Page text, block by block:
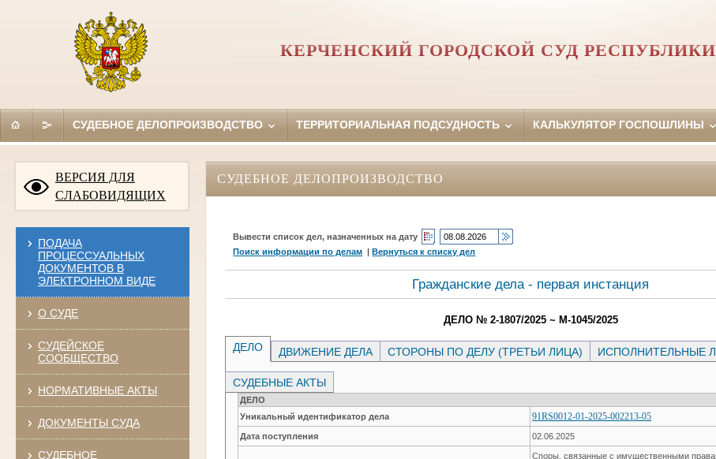
КЕРЧЕНСКИЙ ГОРОДСКОЙ СУД
СУДЕБНОЕ ДЕЛОПРОИЗВОДСТВО ТЕРРИТОРИАЛЬНАЯ ПОДСУДНОСТЬ КАЛЬКУЛЯТОР ГОСПОШЛИНЫ
ВЕРСИЯ ДЛЯ
СЛАБОВИДЯЩИХ
ПОДАЧА
ПРОЦЕССУАЛЬНЫХ
ДОКУМЕНТОВ В
ЭЛЕКТРОННОМ ВИДЕ
О СУДЕ
СУДЕЙСКОЕ
СООБЩЕСТВО
НОРМАТИВНЫЕ АКТЫ
ДОКУМЕНТЫ СУДА
СУДЕБНОЕ
СУДЕБНОЕ ДЕЛОПРОИЗВОДСТВО
Вывести список дел, назначенных на дату
Поиск информации по делам |Вернуться к списку дел
Гражданские дела - первая инстанция
ДЕЛО № 2-1807/2025 ~ М-1045/2025
ДЕЛО ДВИЖЕНИЕ ДЕЛА СТОРОНЫ ПО ДЕЛУ (ТРЕТЬИ ЛИЦА) ИСПОЛНИТЕЛЬНЫЕ
СУДЕБНЫЕ АКТЫ
ДЕЛО
Уникальный идентификатор дела
91RS0012-01-2025-002213-05
Дата поступления 02.06.2025
Споры, связанные с имущественными